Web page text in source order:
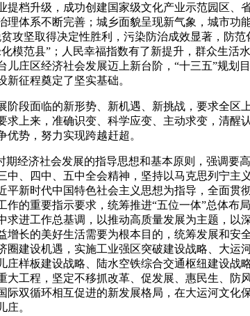
提档升级，成功创建国家级文化产业示范园区、
理体系不断完善；城乡面貌呈现新气象，城市功
攻坚取得决定性胜利，污染防治成效显著，防
模范县”；人民幸福指数有了新提升，群众生活
儿庄区经济社会发展迈上新台阶，“十三五”规划
新征程奠定了坚实基础。
阶段面临的新形势、新机遇、新挑战，要求全区
求上来，准确识变、科学应变、主动求变，清醒
优势，努力实现跨越赶超。
期经济社会发展的指导思想和基本原则，强调要
中、四中、五中全会精神，坚持以马克思列宁主
平新时代中国特色社会主义思想为指导，全面贯
作的重要指示要求，统筹推进“五位一体”总体布
求进工作总基调，以推动高质量发展为主题，以
增长的美好生活需要为根本目的，统筹发展和安
圈建设机遇，实施工业强区突破建设战略、大运
庄样板建设战略、陆水空铁综合交通枢纽建设战
大工程，坚定不移抓改革、促发展、惠民生、防
际双循环相互促进的新发展格局，在大运河文化
庄。